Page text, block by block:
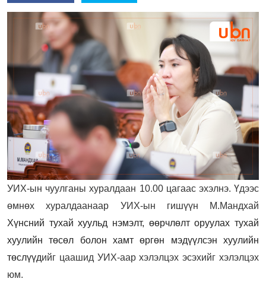
УИХ-ын чуулганы хуралдаан 10.00 цагаас эхэлнэ. Үдээс
өмнөх хуралдаанаар УИХ-ын гишүүн М.Мандхай
Хүнсний тухай хуульд нэмэлт, өөрчлөлт оруулах тухай
хуулийн төсөл болон хамт өргөн мэдүүлсэн хуулийн
төслүүдийг цаашид УИХ-аар хэлэлцэх эсэхийг хэлэлцэх
юм.